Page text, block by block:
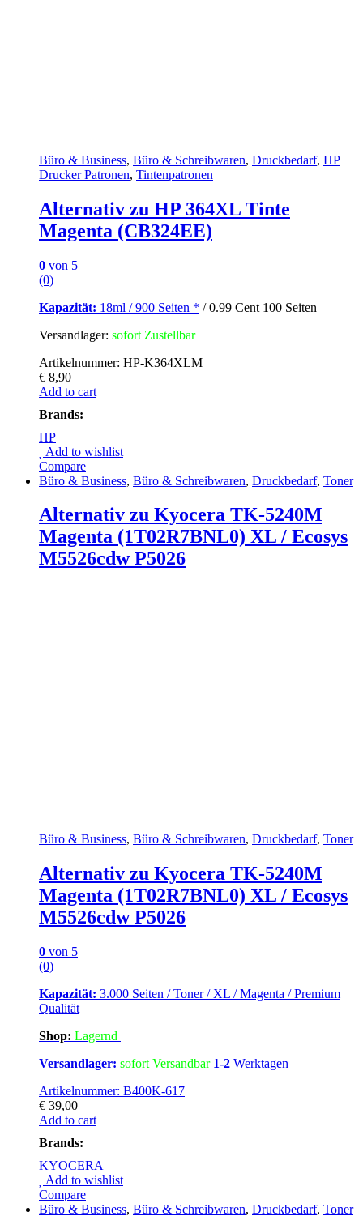
Büro & Business, Büro & Schreibwaren, Druckbedarf, HP
Drucker Patronen, Tintenpatronen
Alternativ zu HP 364XL Tinte
Magenta (CB324EE)
0 von 5
(0)
Kapazität: 18ml / 900 Seiten * / 0.99 Cent 100 Seiten
Versandlager: sofort Zustellbar
Artikelnummer: HP-K364XLM
€ 8,90
Add to cart
Brands:
HP
Add to wishlist
Compare
Büro & Business, Büro & Schreibwaren, Druckbedarf, Toner
Alternativ zu Kyocera TK-5240M
Magenta (1T02R7BNL0) XL / Ecosys
M5526cdw P5026
Büro & Business, Büro & Schreibwaren, Druckbedarf, Toner
Alternativ zu Kyocera TK-5240M
Magenta (1T02R7BNL0) XL / Ecosys
M5526cdw P5026
0 von 5
(0)
Kapazität: 3.000 Seiten / Toner / XL / Magenta / Premium
Qualität
Shop: Lagernd
Versandlager: sofort Versandbar 1-2 Werktagen
Artikelnummer: B400K-617
€ 39,00
Add to cart
Brands:
KYOCERA
Add to wishlist
Compare
Büro & Business, Büro & Schreibwaren, Druckbedarf, Toner